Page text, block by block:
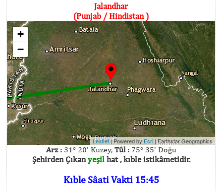
Jalandhar
(Punjab / Hindistan )
+
−
Leaflet| Powered by Esri |Earthstar Geographics
Arz :31° 20' Kuzey, Tûl :75° 35' Doğu
Şehirden Çıkanyeşilhat , kıble istikâmetidir.
Kıble Sâati Vakti 15:45